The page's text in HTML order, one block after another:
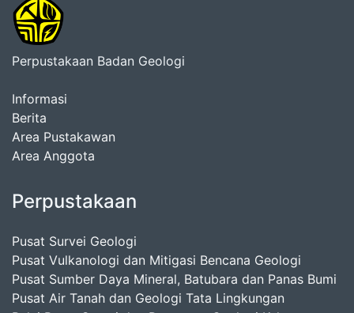
Perpustakaan Badan Geologi
Informasi
Berita
Area Pustakawan
Area Anggota
Perpustakaan
Pusat Survei Geologi
Pusat Vulkanologi dan Mitigasi Bencana Geologi
Pusat Sumber Daya Mineral, Batubara dan Panas Bumi
Pusat Air Tanah dan Geologi Tata Lingkungan